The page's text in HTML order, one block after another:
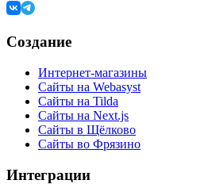
Создание
Интернет-магазины
Сайты на Webasyst
Сайты на Tilda
Сайты на Next.js
Сайты в Щёлково
Сайты во Фрязино
Интеграции